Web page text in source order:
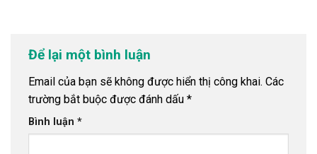
Để lại một bình luận
Email của bạn sẽ không được hiển thị công khai. Các
trường bắt buộc được đánh dấu *
Bình luận *